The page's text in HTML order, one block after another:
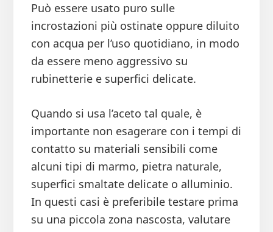
Può essere usato puro sulle
incrostazioni più ostinate oppure diluito
con acqua per l’uso quotidiano, in modo
da essere meno aggressivo su
rubinetterie e superfici delicate.
Quando si usa l’aceto tal quale, è
importante non esagerare con i tempi di
contatto su materiali sensibili come
alcuni tipi di marmo, pietra naturale,
superfici smaltate delicate o alluminio.
In questi casi è preferibile testare prima
su una piccola zona nascosta, valutare